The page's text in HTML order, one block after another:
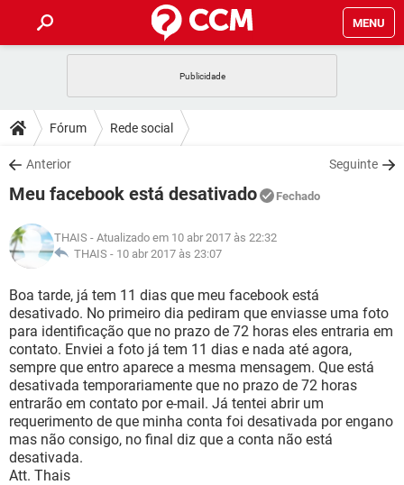
MENU
CELULAR
OUTLOOK
INSTAGRAM GMAIL
GUIA DE COMPRAS
DICAS
JOGOS
INSTAGRAM GMAIL
GUIA DE COMPRAS
DOWNLOADS
JOGOS WHATSAPP
CELULAR
OUTLOOK EXCEL
INSTAGRAM GMAIL
GUIA DE COMPRAS
JOGOS WHATSAPP
CELULAR
OUTLOOK EXCEL
INSTAGRAM GMAIL
GUIA DE COMPRAS
GLOSSÁRIO
WHATSAPP
CELULAR FACEBOOK
OUTLOOK EXCEL
INSTAGRAM
GUIA DE COMPRAS
Fórum Rede social
Anterior Seguinte
Meu facebook está desativado Fechado
THAIS - Atualizado em 10 abr 2017 às 22:32
THAIS - 10 abr 2017 às 23:07
Boa tarde, já tem 11 dias que meu facebook está
desativado. No primeiro dia pediram que enviasse uma foto
para identificação que no prazo de 72 horas eles entraria em
contato. Enviei a foto já tem 11 dias e nada até agora,
sempre que entro aparece a mesma mensagem. Que está
desativada temporariamente que no prazo de 72 horas
entrarão em contato por e-mail. Já tentei abrir um
requerimento de que minha conta foi desativada por engano
mas não consigo, no final diz que a conta não está
desativada.
Att. Thais